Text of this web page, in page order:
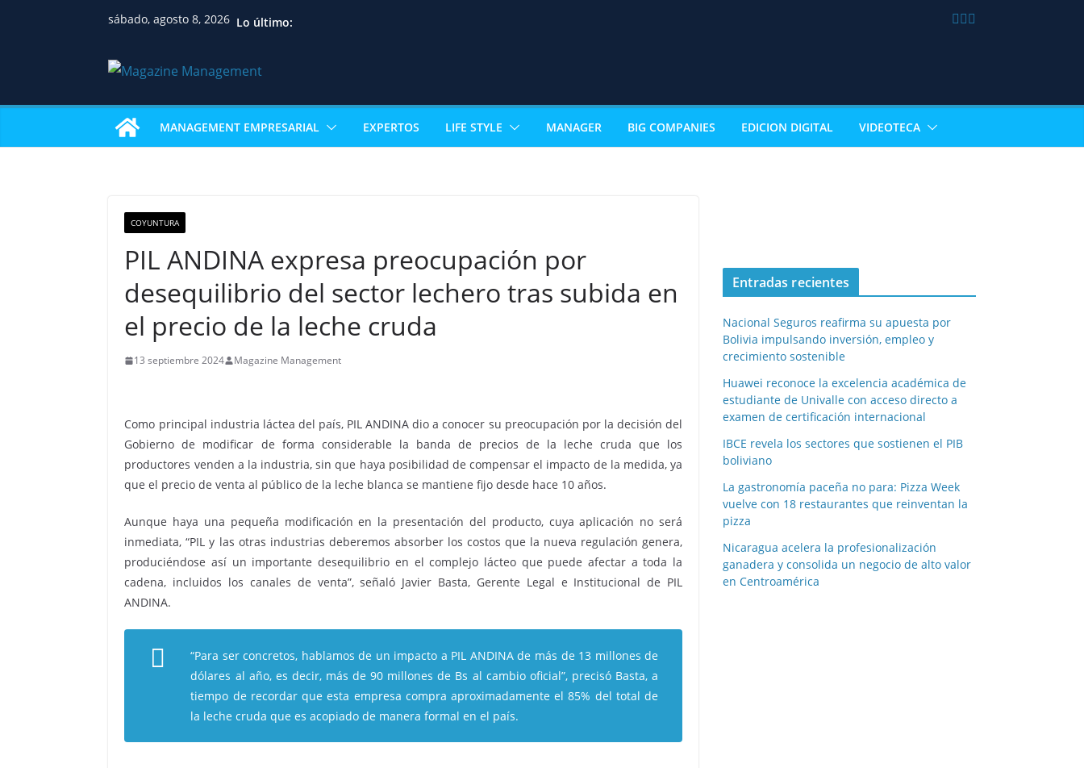
sábado, agosto 8, 2026 Lo último:
MANAGEMENT EMPRESARIAL EXPERTOS LIFE STYLE MANAGER BIG COMPANIES EDICION DIGITAL VIDEOTECA
COYUNTURA
PIL ANDINA expresa preocupación por
desequilibrio del sector lechero tras subida en
el precio de la leche cruda
13 septiembre 2024 Magazine Management
Como principal industria láctea del país, PIL ANDINA dio a conocer su preocupación por la decisión del
Gobierno de modificar de forma considerable la banda de precios de la leche cruda que los
productores venden a la industria, sin que haya posibilidad de compensar el impacto de la medida, ya
que el precio de venta al público de la leche blanca se mantiene fijo desde hace 10 años.
Aunque haya una pequeña modificación en la presentación del producto, cuya aplicación no será
inmediata, “PIL y las otras industrias deberemos absorber los costos que la nueva regulación genera,
produciéndose así un importante desequilibrio en el complejo lácteo que puede afectar a toda la
cadena, incluidos los canales de venta”, señaló Javier Basta, Gerente Legal e Institucional de PIL
ANDINA.
“Para ser concretos, hablamos de un impacto a PIL ANDINA de más de 13 millones de
dólares al año, es decir, más de 90 millones de Bs al cambio oficial”, precisó Basta, a
tiempo de recordar que esta empresa compra aproximadamente el 85% del total de
la leche cruda que es acopiado de manera formal en el país.
Entradas recientes
Nacional Seguros reafirma su apuesta por
Bolivia impulsando inversión, empleo y
crecimiento sostenible
Huawei reconoce la excelencia académica de
estudiante de Univalle con acceso directo a
examen de certificación internacional
IBCE revela los sectores que sostienen el PIB
boliviano
La gastronomía paceña no para: Pizza Week
vuelve con 18 restaurantes que reinventan la
pizza
Nicaragua acelera la profesionalización
ganadera y consolida un negocio de alto valor
en Centroamérica